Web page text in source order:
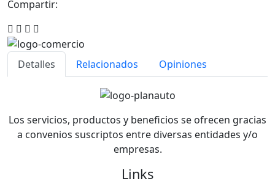
Compartir:
Detalles Relacionados Opiniones
Los servicios, productos y beneficios se ofrecen gracias
a convenios suscriptos entre diversas entidades y/o
empresas.
Links